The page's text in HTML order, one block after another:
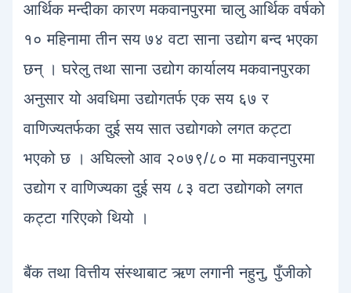
c
e
b
o
o
k
s
s
e
n
g
er
at
s
A
p
p
ar
e
आर्थिक मन्दीका कारण मकवानपुरमा चालु आर्थिक वर्षको
१० महिनामा तीन सय ७४ वटा साना उद्योग बन्द भएका
छन् । घरेलु तथा साना उद्योग कार्यालय मकवानपुरका
अनुसार यो अवधिमा उद्योगतर्फ एक सय ६७ र
वाणिज्यतर्फका दुई सय सात उद्योगको लगत कट्टा
भएको छ । अघिल्लो आव २०७९/८० मा मकवानपुरमा
उद्योग र वाणिज्यका दुई सय ८३ वटा उद्योगको लगत
कट्टा गरिएको थियो ।
बैंक तथा वित्तीय संस्थाबाट ऋण लगानी नहुनु, पुँजीको